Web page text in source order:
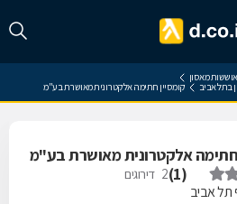
מאסון
בתל אביב קומסיין חתימה אלקטרונית מאושרת בע"מ
חתימה אלקטרונית מאושרת בע"מ
(
1
)
2 דירוגים
תל אביב